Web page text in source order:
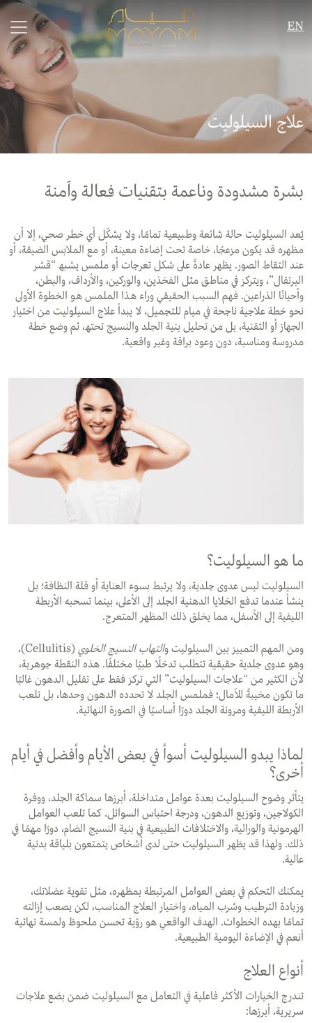
EN
علاج السيلوليت
ﺑﺸﺮة ﻣﺸﺪودة وﻧﺎﻋﻤﺔ ﺑﺘﻘﻨﯿﺎت ﻓﻌﺎﻟﺔ وآﻣﻨﺔ
ﯾُﻌﺪ اﻟﺴﯿﻠﻮﻟﯿﺖ ﺣﺎﻟﺔ ﺷﺎﺋﻌﺔ وطﺒﯿﻌﯿﺔ ﺗﻤﺎﻣًﺎ، وﻻ ﯾﺸﻜّﻞ أي ﺧﻄﺮ ﺻﺤﻲ، إﻻ أن
ﻣﻈﮭﺮه ﻗﺪ ﯾﻜﻮن ﻣﺰﻋﺠًﺎ، ﺧﺎﺻﺔ ﺗﺤﺖ إﺿﺎءة ﻣﻌﯿﻨﺔ، أو ﻣﻊ اﻟﻤﻼﺑﺲ اﻟﻀﯿﻘﺔ، أو
ﻋﻨﺪ اﻟﺘﻘﺎط اﻟﺼﻮر. ﯾﻈﮭﺮ ﻋﺎدةً ﻋﻠﻰ ﺷﻜﻞ ﺗﻌﺮﺟﺎت أو ﻣﻠﻤﺲ ﯾﺸﺒﮫ “ﻗﺸﺮ
اﻟﺒﺮﺗﻘﺎل”، وﯾﺘﺮﻛﺰ ﻓﻲ ﻣﻨﺎطﻖ ﻣﺜﻞ اﻟﻔﺨﺬﯾﻦ، واﻟﻮرﻛﯿﻦ، واﻷرداف، واﻟﺒﻄﻦ،
وأﺣﯿﺎﻧًﺎ اﻟﺬراﻋﯿﻦ. ﻓﮭﻢ اﻟﺴﺒﺐ اﻟﺤﻘﯿﻘﻲ وراء ھﺬا اﻟﻤﻠﻤﺲ ھﻮ اﻟﺨﻄﻮة اﻷوﻟﻰ
ﻧﺤﻮ ﺧﻄﺔ ﻋﻼﺟﯿﺔ ﻧﺎﺟﺤﺔ ﻓﻲ ﻣﯿﺎم ﻟﻠﺘﺠﻤﯿﻞ، ﻻ ﯾﺒﺪأ ﻋﻼج اﻟﺴﯿﻠﻮﻟﯿﺖ ﻣﻦ اﺧﺘﯿﺎر
اﻟﺠﮭﺎز أو اﻟﺘﻘﻨﯿﺔ، ﺑﻞ ﻣﻦ ﺗﺤﻠﯿﻞ ﺑﻨﯿﺔ اﻟﺠﻠﺪ واﻟﻨﺴﯿﺞ ﺗﺤﺘﮫ، ﺛﻢ وﺿﻊ ﺧﻄﺔ
ﻣﺪروﺳﺔ وﻣﻨﺎﺳﺒﺔ، دون وﻋﻮد ﺑﺮاﻗﺔ وﻏﯿﺮ واﻗﻌﯿﺔ.
ما هو السيلوليت؟
السيلوليت ليس عدوى جلدية، ولا يرتبط بسوء العناية أو قلة النظافة؛ بل
ينشأ عندما تدفع الخلايا الدهنية الجلد إلى الأعلى، بينما تسحبه الأربطة
الليفية إلى الأسفل، مما يخلق ذلك المظهر المتعرج.
ومن المهم التمييز بين السيلوليت والتهاب النسيج الخلوي
(Cellulitis)،
وهو عدوى جلدية حقيقية تتطلب تدخلًا طبيًا مختلفًا. هذه النقطة جوهرية،
لأن الكثير من “علاجات السيلوليت” التي تركز فقط على تقليل الدهون غالبًا
ما تكون مخيبةً للآمال؛ فملمس الجلد لا تحدده الدهون وحدها، بل تلعب
الأربطة الليفية ومرونة الجلد دورًا أساسيًا في الصورة النهائية.
لماذا يبدو السيلوليت أسوأ في بعض الأيام وأفضل في أيام
أخرى؟
يتأثر وضوح السيلوليت بعدة عوامل متداخلة، أبرزها سماكة الجلد، ووفرة
الكولاجين، وتوزيع الدهون، ودرجة احتباس السوائل. كما تلعب العوامل
الهرمونية والوراثية، والاختلافات الطبيعية في بنية النسيج الضام، دورًا مهمًا في
ذلك. ولهذا قد يظهر السيلوليت حتى لدى أشخاص يتمتعون بلياقة بدنية
عالية.
يمكنك التحكم في بعض العوامل المرتبطة بمظهره، مثل تقوية عضلاتك،
وزيادة الترطيب وشرب المياه، واختيار العلاج المناسب، لكن يصعب إزالته
تمامًا بهده الخطوات. الهدف الواقعي هو رؤية تحسن ملحوظ ولمسة نهائية
أنعم في الإضاءة اليومية الطبيعية.
أنواع العلاج
تندرج الخيارات الأكثر فاعلية في التعامل مع السيلوليت ضمن بضع علاجات
سريرية، أبرزها: